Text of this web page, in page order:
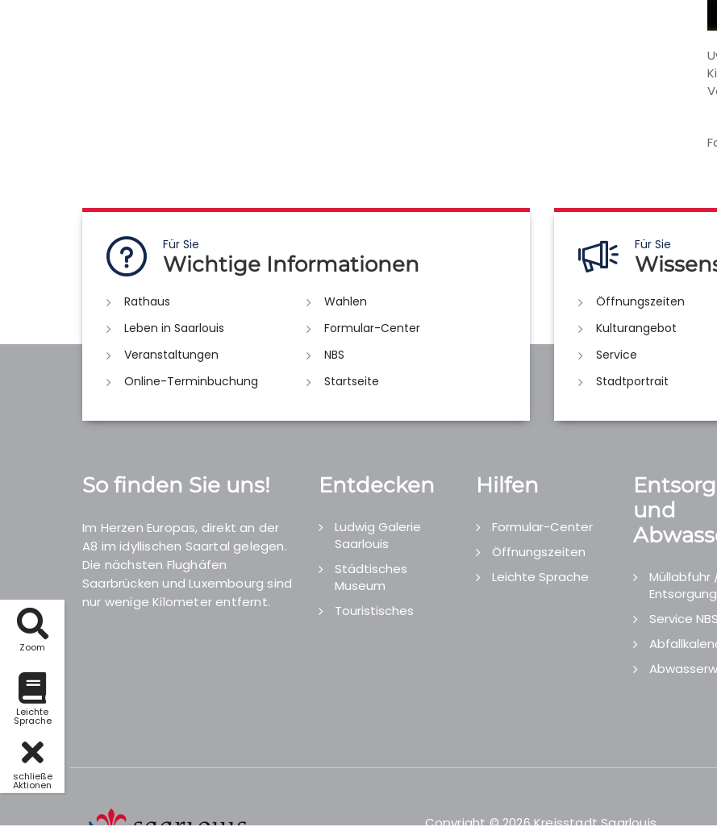
Zoom
Leichte
Sprache
schließe
Aktionen
Für Sie
Wichtige Informationen
Rathaus
Wahlen
Leben in Saarlouis
Formular-Center
Veranstaltungen
NBS
Online-Terminbuchung
Startseite
Für Sie
Öffnungszeiten
Kulturangebot
Service
Stadtportrait
So finden Sie uns!
Im Herzen Europas, direkt an der
A8 im idyllischen Saartal gelegen.
Die nächsten Flughäfen
Saarbrücken und Luxembourg sind
nur wenige Kilometer entfernt.
Entdecken
Ludwig Galerie
Saarlouis
Städtisches
Museum
Touristisches
Hilfen
Formular-Center
Öffnungszeiten
Leichte Sprache
und
Müllabfuhr
Entsorgung
Service NBS
Copyright © 2026 Kreisstadt Saarlouis.